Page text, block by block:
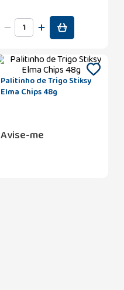
Palitinho de Trigo Stiksy
Elma Chips 48g
Avise-me